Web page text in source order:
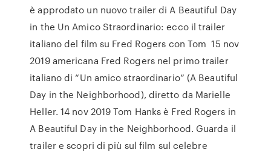
è approdato un nuovo trailer di A Beautiful Day
in the Un Amico Straordinario: ecco il trailer
italiano del film su Fred Rogers con Tom 15 nov
2019 americana Fred Rogers nel primo trailer
italiano di “Un amico straordinario” (A Beautiful
Day in the Neighborhood), diretto da Marielle
Heller. 14 nov 2019 Tom Hanks è Fred Rogers in
A Beautiful Day in the Neighborhood. Guarda il
trailer e scopri di più sul film sul celebre